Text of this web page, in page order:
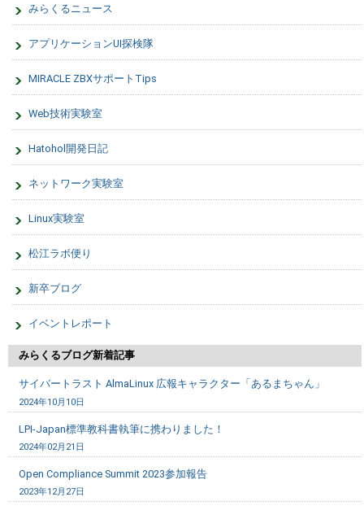
みらくるニュース
アプリケーションUI探検隊
MIRACLE ZBXサポートTips
Web技術実験室
Hatohol開発日記
ネットワーク実験室
Linux実験室
松江ラボ便り
新卒ブログ
イベントレポート
みらくるブログ新着記事
サイバートラスト AlmaLinux 広報キャラクター「あるまちゃん」
2024年10月10日
LPI-Japan標準教科書執筆に携わりました！
2024年02月21日
Open Compliance Summit 2023参加報告
2023年12月27日